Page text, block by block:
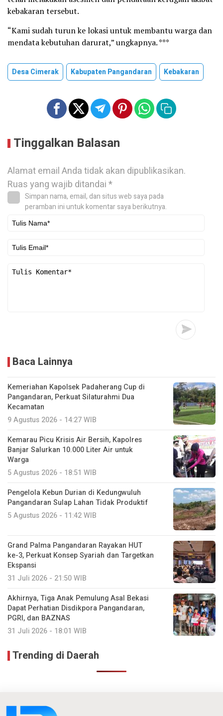
kebakaran tersebut.
“Kami sudah turun ke lokasi untuk membantu warga dan
mendata kebutuhan darurat,” ungkapnya. ***
Desa Cimerak Kabupaten Pangandaran Kebakaran
Tinggalkan Balasan
Alamat email Anda tidak akan dipublikasikan.
Ruas yang wajib ditandai*
Simpan nama, email, dan situs web saya pada
peramban ini untuk komentar saya berikutnya.
Baca Lainnya
Kemeriahan Kapolsek Padaherang Cup di
Pangandaran, Perkuat Silaturahmi Dua
Kecamatan
9 Agustus 2026 - 14:27 WIB
Kemarau Picu Krisis Air Bersih, Kapolres
Banjar Salurkan 10.000 Liter Air untuk
Warga
5 Agustus 2026 - 18:51 WIB
Pengelola Kebun Durian di Kedungwuluh
Pangandaran Sulap Lahan Tidak Produktif ‎
5 Agustus 2026 - 11:42 WIB
Grand Palma Pangandaran Rayakan HUT
ke-3, Perkuat Konsep Syariah dan Targetkan
Ekspansi
31 Juli 2026 - 21:50 WIB
Akhirnya, Tiga Anak Pemulung Asal Bekasi
Dapat Perhatian Disdikpora Pangandaran,
PGRI, dan BAZNAS
31 Juli 2026 - 18:01 WIB
Trending di Daerah